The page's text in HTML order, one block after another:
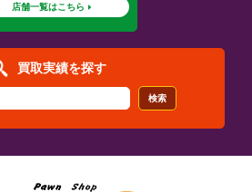
店舗一覧はこちら
買取実績を探す
検索